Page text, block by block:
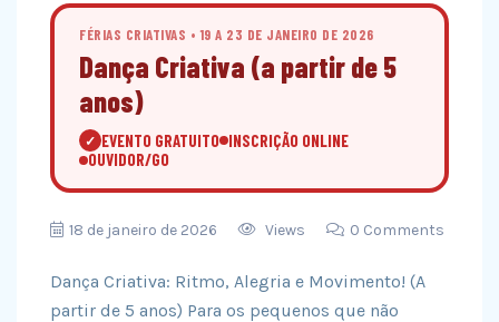
FÉRIAS CRIATIVAS • 19 A 23 DE JANEIRO DE 2026
Dança Criativa (a partir de 5
anos)
✓ EVENTO GRATUITO INSCRIÇÃO ONLINE
OUVIDOR/GO
18 de janeiro de 2026 Views 0 Comments
Dança Criativa: Ritmo, Alegria e Movimento! (A
partir de 5 anos) Para os pequenos que não